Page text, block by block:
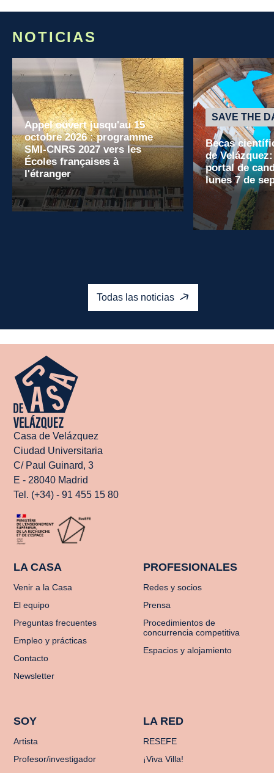
NOTICIAS
Appel ouvert jusqu'au 15
octobre 2026 : programme
SMI-CNRS 2027 vers les
Écoles françaises à
l'étranger
SAVE THE
Becas
de
portal de
lunes 7 de
Todas las noticias
Casa de Velázquez
Ciudad Universitaria
C/ Paul Guinard, 3
E - 28040 Madrid
Tel. (+34) - 91 455 15 80
LA CASA
Venir a la Casa
El equipo
Preguntas frecuentes
Empleo y prácticas
Contacto
Newsletter
PROFESIONALES
Redes y socios
Prensa
Procedimientos de
concurrencia competitiva
Espacios y alojamiento
SOY
Artista
Profesor/investigador
LA RED
RESEFE
¡Viva Villa!